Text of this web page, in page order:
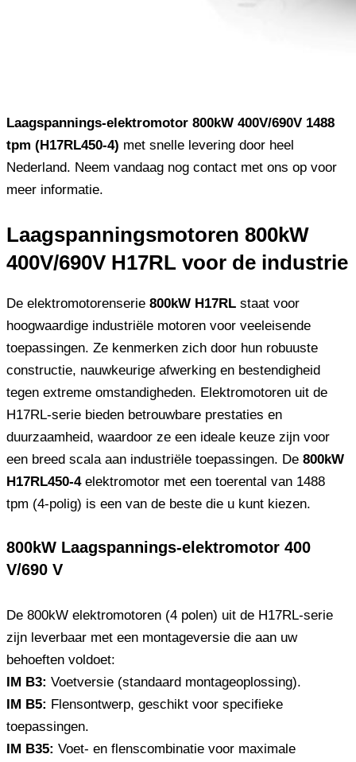
Laagspannings-elektromotor 800kW 400V/690V 1488
tpm (H17RL450-4) met snelle levering door heel
Nederland. Neem vandaag nog contact met ons op voor
meer informatie.
Laagspanningsmotoren 800kW
400V/690V H17RL voor de industrie
De elektromotorenserie 800kW H17RL staat voor
hoogwaardige industriële motoren voor veeleisende
toepassingen. Ze kenmerken zich door hun robuuste
constructie, nauwkeurige afwerking en bestendigheid
tegen extreme omstandigheden. Elektromotoren uit de
H17RL-serie bieden betrouwbare prestaties en
duurzaamheid, waardoor ze een ideale keuze zijn voor
een breed scala aan industriële toepassingen. De 800kW
H17RL450-4elektromotor met een toerental van 1488
tpm (4-polig) is een van de beste die u kunt kiezen.
800kW Laagspannings-elektromotor 400
V/690 V
De 800kW elektromotoren (4 polen) uit de H17RL-serie
zijn leverbaar met een montageversie die aan uw
behoeften voldoet:
IM B3: Voetversie (standaard montageoplossing).
IM B5: Flensontwerp, geschikt voor specifieke
toepassingen.
IM B35: Voet- en flenscombinatie voor maximale